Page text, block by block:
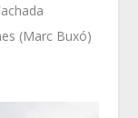
(Marc Buxó)